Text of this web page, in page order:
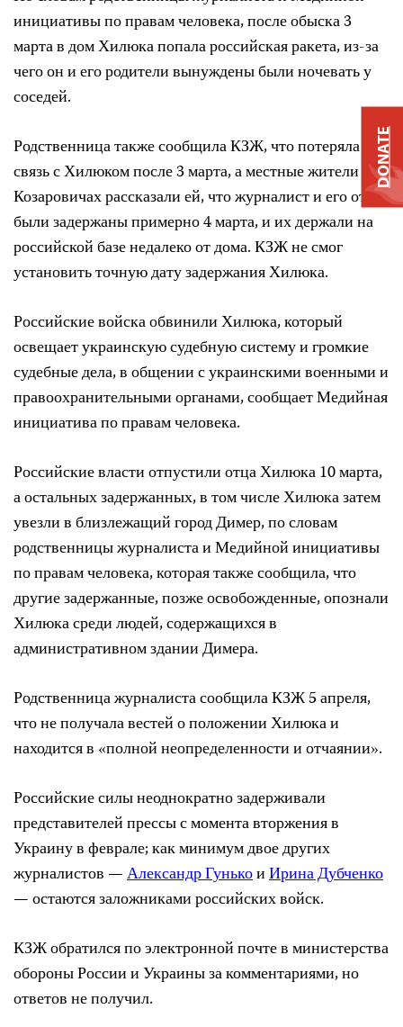
инициативы по правам человека, после обыска 3
марта в дом Хилюка попала российская ракета, из-за
чего он и его родители вынуждены были ночевать у
соседей.
Родственница также сообщила КЗЖ, что потеряла
связь с Хилюком после 3 марта, а местные жители в
Козаровичах рассказали ей, что журналист и его отец
были задержаны примерно 4 марта, и их держали на
российской базе недалеко от дома. КЗЖ не смог
установить точную дату задержания Хилюка.
Российские войска обвинили Хилюка, который
освещает украинскую судебную систему и громкие
судебные дела, в общении с украинскими военными и
правоохранительными органами, сообщает Медийная
инициатива по правам человека.
Российские власти отпустили отца Хилюка 10 марта,
а остальных задержанных, в том числе Хилюка затем
увезли в близлежащий город Димер, по словам
родственницы журналиста и Медийной инициативы
по правам человека, которая также сообщила, что
другие задержанные, позже освобожденные, опознали
Хилюка среди людей, содержащихся в
административном здании Димера.
Родственница журналиста сообщила КЗЖ 5 апреля,
что не получала вестей о положении Хилюка и
находится в «полной неопределенности и отчаянии».
Российские силы неоднократно задерживали
представителей прессы с момента вторжения в
Украину в феврале; как минимум двое других
журналистов —Александр ГунькоиИрина Дубченко
— остаются заложниками российских войск.
КЗЖ обратился по электронной почте в министерства
обороны России и Украины за комментариями, но
ответов не получил.
DONATE